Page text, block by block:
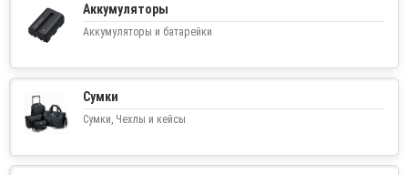
Аккумуляторы
Аккумуляторы и батарейки
Сумки
Сумки, Чехлы и кейсы